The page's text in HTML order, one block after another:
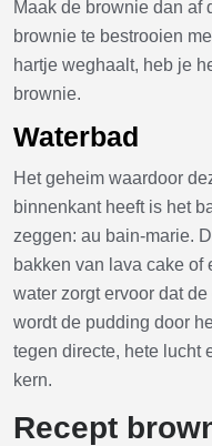
Maak de brownie dan af
brownie te bestrooien
hartje weghaalt, heb je
brownie.
Waterbad
Het geheim waardoor
binnenkant heeft is het
zeggen: au bain-marie.
bakken van lava cake of
water zorgt ervoor dat
wordt de pudding door
tegen directe, hete lucht
kern.
Recept